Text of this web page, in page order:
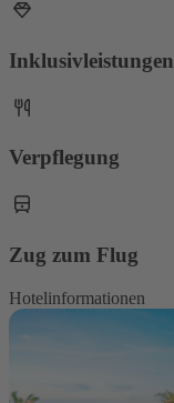
Inklusivleistungen
Verpflegung
Zug zum Flug
Hotelinformationen